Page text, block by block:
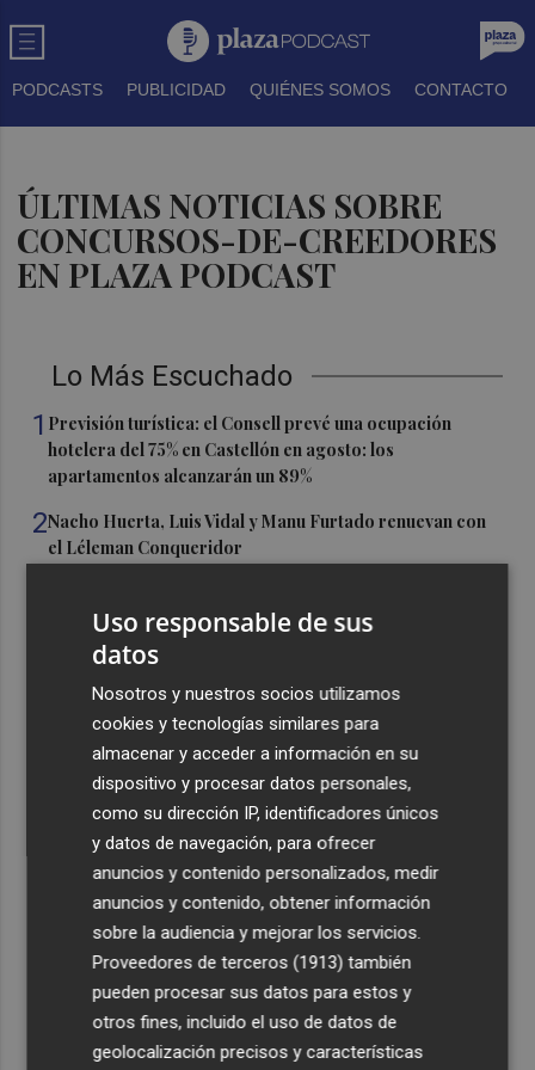
PODCASTS PUBLICIDAD QUIÉNES SOMOS CONTACTO
ÚLTIMAS NOTICIAS SOBRE
CONCURSOS-DE-CREEDORES
EN PLAZA PODCAST
Lo Más Escuchado
1 Previsión turística: el Consell prevé una ocupación
hotelera del 75% en Castellón en agosto: los
apartamentos alcanzarán un 89%
2Nacho Huerta, Luis Vidal y Manu Furtado renuevan con
el Léleman Conqueridor
nuevo espacio deportivo: un complejo con pista de
atletismo y ciclismo
Los 140 controles de la Policía Local en Lorca se saldan
con seis detenidos
El programa 'Santomera Florece' forma e impulsa la
inserción laboral de diez personas desempleadas
Recibe toda la actualidad de
Plaza Podcast en tu correo
Quiero suscribirme
Uso responsable de sus
datos
Nosotros y nuestros socios utilizamos
cookies y tecnologías similares para
almacenar y acceder a información en su
dispositivo y procesar datos personales,
como su dirección IP, identificadores únicos
y datos de navegación, para ofrecer
anuncios y contenido personalizados, medir
anuncios y contenido, obtener información
sobre la audiencia y mejorar los servicios.
Proveedores de terceros (1913) también
pueden procesar sus datos para estos y
otros fines, incluido el uso de datos de
geolocalización precisos y características